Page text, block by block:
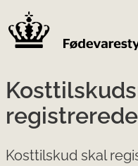
Kosttilskud skal